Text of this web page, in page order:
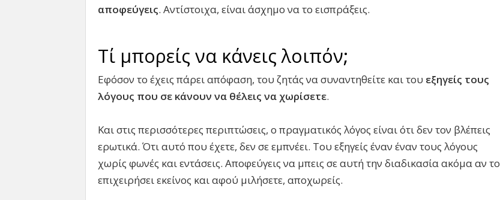
αποφεύγεις. Αντίστοιχα, είναι άσχημο να το εισπράξεις.
Τί μπορείς να κάνεις λοιπόν;
Εφόσον το έχεις πάρει απόφαση, του ζητάς να συναντηθείτε και του εξηγείς τους
λόγους που σε κάνουν να θέλεις να χωρίσετε.
Και στις περισσότερες περιπτώσεις, ο πραγματικός λόγος είναι ότι δεν τον βλέπεις
ερωτικά. Ότι αυτό που έχετε, δεν σε εμπνέει. Του εξηγείς έναν έναν τους λόγους
χωρίς φωνές και εντάσεις. Αποφεύγεις να μπεις σε αυτή την διαδικασία ακόμα αν το
επιχειρήσει εκείνος και αφού μιλήσετε, αποχωρείς.